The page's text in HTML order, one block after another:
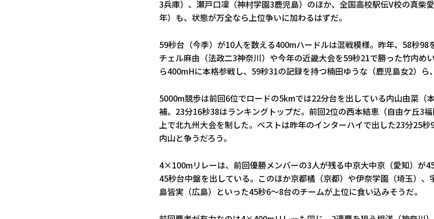
3兵庫）、瀬戸口凜（神村学園3鹿児島）のほか、全国高校駅伝V校の真柴
年）も、状態が万全なら上位争いに加わるはずだ。
59秒台（今季）が10人を数える400mハードルは混戦模様。昨年、58秒98
チェル麻由（法政二3神奈川）や今年の近畿大会を59秒21で勝った竹内め
ら400mHに本格参戦し、59秒31の記録を持つ楠田ゆうな（鹿児島女2）ら
5000m競歩は前回6位でロードの5kmでは22分台を出している内山由菜（
補。23分16秒38はランキングトップだ。前回2位の西本結恵（自由ケ丘3
上で北九州大会を制した。ベストは昨年のインターハイで出した23分25秒
内山と争うだろう。
4×100mリレーは、前回優勝メンバーの3人が残る中京大中京（愛知）が
45秒台中盤を出している。このほか京都橘（京都）や伊奈学園（埼玉）、
島皆実（広島）といった45秒6～8台のチームが上位に食い込みそうだ。